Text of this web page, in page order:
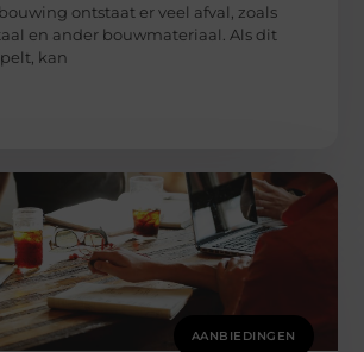
ontstaat er veel afval, zoals
en ander bouwmateriaal. Als dit
kan
AANBIEDINGEN